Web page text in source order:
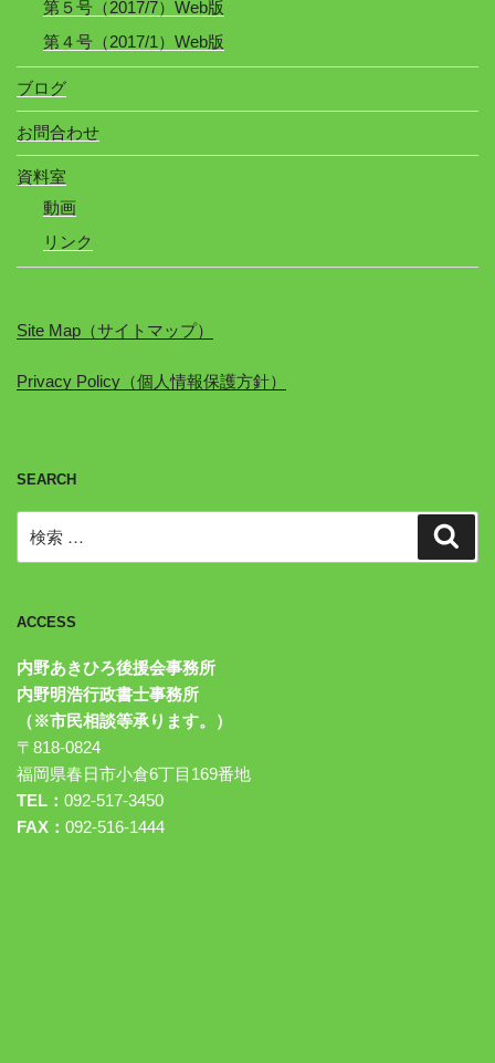
第５号（2017/7）Web版
第４号（2017/1）Web版
ブログ
お問合わせ
資料室
動画
リンク
Site Map（サイトマップ）
Privacy Policy（個人情報保護方針）
SEARCH
索:
ACCESS
内野あきひろ後援会事務所
内野明浩行政書士事務所
（※市民相談等承ります。）
〒818-0824
福岡県春日市小倉6丁目169番地
TEL： 092-517-3450
FAX： 092-516-1444